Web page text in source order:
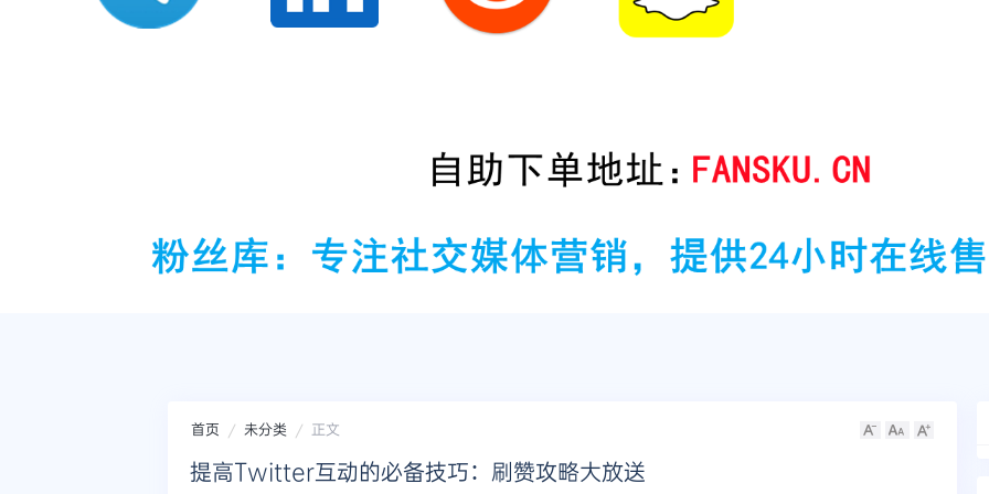
首页 未分类 正文
提高Twitter互动的必备技巧：刷赞攻略大放送